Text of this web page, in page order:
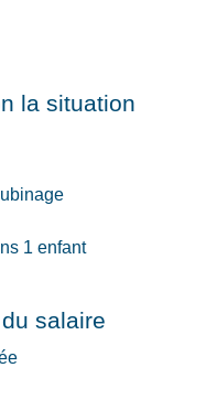
la situation
1 enfant
salaire